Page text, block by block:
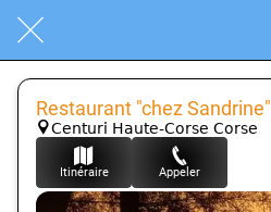
Restaurant "chez Sandrine"
Centuri Haute-Corse Corse
Itinéraire Appeler